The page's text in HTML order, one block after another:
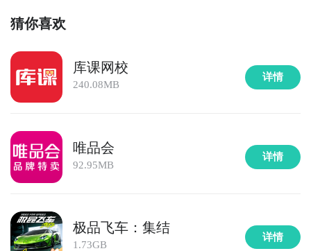
猜你喜欢
库课网校
240.08MB
详情
唯品会
92.95MB
详情
极品飞车：集结
1.73GB
详情